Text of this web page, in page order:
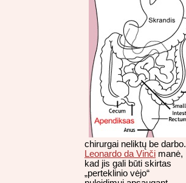
chirurgai neliktų be darbo.
Leonardo da Vinči manė,
kad jis gali būti skirtas
„perteklinio vėjo“